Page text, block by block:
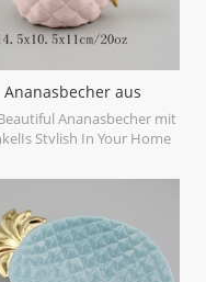
Ananasbecher aus
Keramik
Ananasbecher mit
Stylish In Your Home